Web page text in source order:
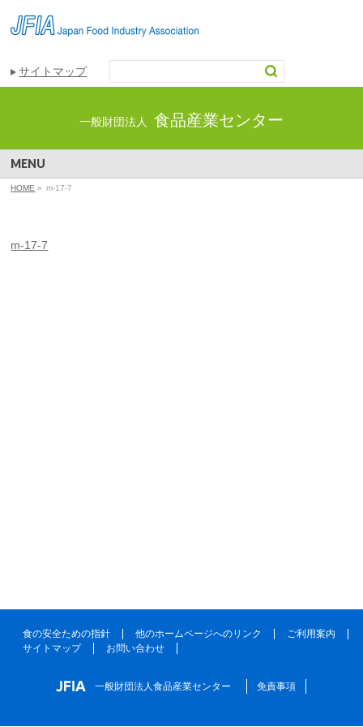
サイトマップ
一般財団法人 食品産業センター
MENU
HOME » m-17-7
m-17-7
食の安全ための指針 他のホームページへのリンク
ご利用案内
サイトマップ
お問い合わせ
一般財団法人食品産業センター 免責事項